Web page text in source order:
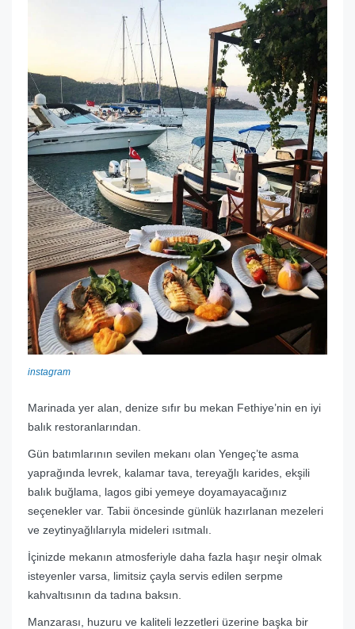
instagram
Marinada yer alan, denize sıfır bu mekan Fethiye’nin en iyi
balık restoranlarından.
Gün batımlarının sevilen mekanı olan Yengeç’te asma
yaprağında levrek, kalamar tava, tereyağlı karides, ekşili
balık buğlama, lagos gibi yemeye doyamayacağınız
seçenekler var. Tabii öncesinde günlük hazırlanan mezeleri
ve zeytinyağlılarıyla mideleri ısıtmalı.
İçinizde mekanın atmosferiyle daha fazla haşır neşir olmak
isteyenler varsa, limitsiz çayla servis edilen serpme
kahvaltısının da tadına baksın.
Manzarası, huzuru ve kaliteli lezzetleri üzerine başka bir